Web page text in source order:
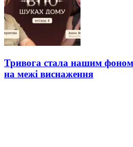
Тривога стала нашим
на межі виснаження